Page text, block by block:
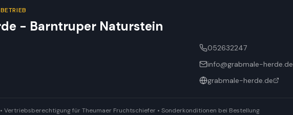
- Barntruper Naturstein
052632247
info@grabmale-herde.de
grabmale-herde.de
Vertriebsberechtigung für Theumaer Fruchtschiefer • Sonderkonditionen bei Bestellung